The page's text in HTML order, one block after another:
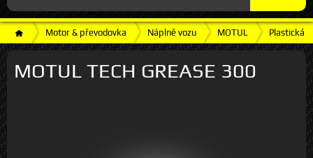
Motor & převodovka Náplně vozu MOTUL Plastická
MOTUL TECH GREASE 300